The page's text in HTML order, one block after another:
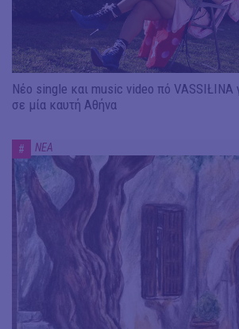
Νέο single και music video πό VASSIŁINA
σε μία καυτή Αθήνα
# ΝΕΑ